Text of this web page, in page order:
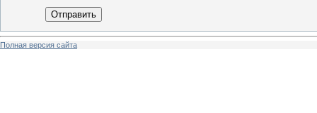
Отправить
Полная версия сайта